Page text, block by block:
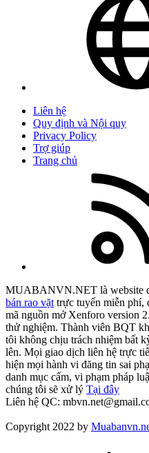
Liên hệ
Quy định và Nội quy
Privacy Policy
Trợ giúp
Trang chủ
MUABANVN.NET là website
bán rao vặt trực tuyến miễn phí,
mã nguồn mở Xenforo version
thử nghiệm. Thành viên BQT
tôi không chịu trách nhiệm bất
lên. Mọi giao dịch liên hệ trực
hiện mọi hành vi đăng tin sai
danh mục cấm, vi phạm pháp
chúng tôi sẽ xử lý Tại đây
Liên hệ QC:
Copyright 2022 by